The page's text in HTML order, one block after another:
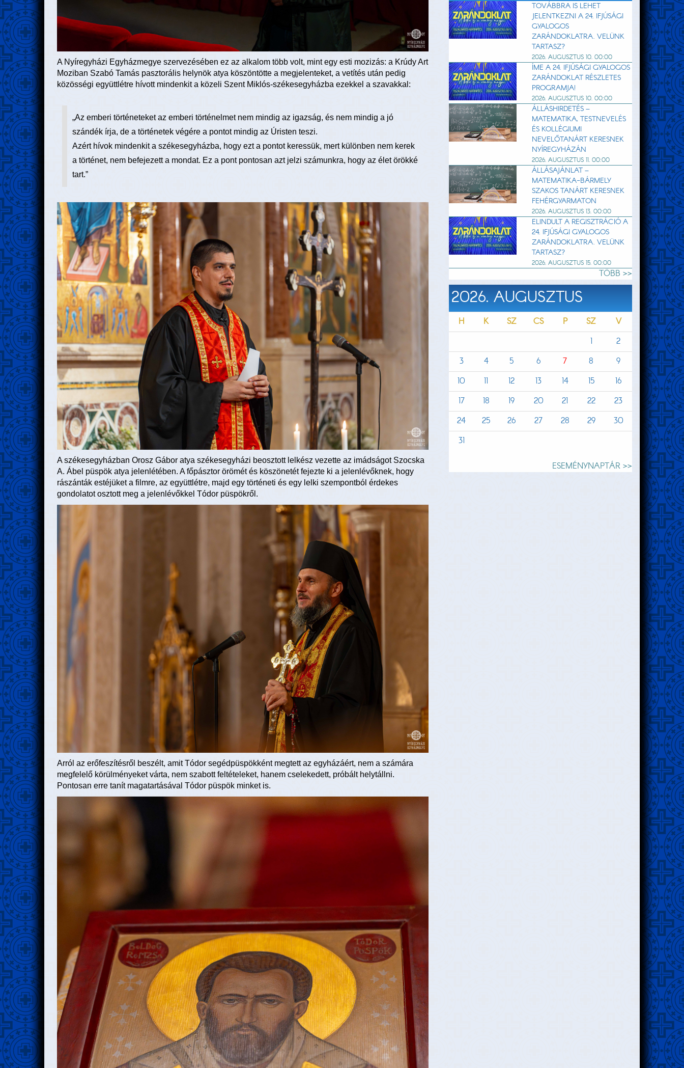
A Nyíregyházi Egyházmegye szervezésében ez az alkalom több volt, mint egy esti mozizás: a Krúdy Art
Moziban Szabó Tamás pasztorális helynök atya köszöntötte a megjelenteket, a vetítés után pedig
közösségi együttlétre hívott mindenkit a közeli Szent Miklós-székesegyházba ezekkel a szavakkal:
„Az emberi történeteket az emberi történelmet nem mindig az igazság, és nem mindig a jó
szándék írja, de a történetek végére a pontot mindig az Úristen teszi.
Azért hívok mindenkit a székesegyházba, hogy ezt a pontot keressük, mert különben nem kerek
a történet, nem befejezett a mondat. Ez a pont pontosan azt jelzi számunkra, hogy az élet örökké
tart.”
A székesegyházban Orosz Gábor atya székesegyházi beosztott lelkész vezette az imádságot Szocska
A. Ábel püspök atya jelenlétében. A főpásztor örömét és köszönetét fejezte ki a jelenlévőknek, hogy
rászánták estéjüket a filmre, az együttlétre, majd egy történeti és egy lelki szempontból érdekes
gondolatot osztott meg a jelenlévőkkel Tódor püspökről.
Arról az erőfeszítésről beszélt, amit Tódor segédpüspökként megtett az egyházáért, nem a számára
megfelelő körülményeket várta, nem szabott feltételeket, hanem cselekedett, próbált helytállni.
Pontosan erre tanít magatartásával Tódor püspök minket is.
TOVÁBBRA IS LEHET
JELENTKEZNI A 24. IFJÚSÁGI
GYALOGOS
ZARÁNDOKLATRA. VELÜNK
TARTASZ?
2026. AUGUSZTUS 10. 00:00
ÍME A 24. IFJÚSÁGI GYALOGOS
ZARÁNDOKLAT RÉSZLETES
PROGRAMJA!
2026. AUGUSZTUS 10. 00:00
ÁLLÁSHIRDETÉS –
MATEMATIKA, TESTNEVELÉS
ÉS KOLLÉGIUMI
NEVELŐTANÁRT KERESNEK
NYÍREGYHÁZÁN
2026. AUGUSZTUS 11. 00:00
ÁLLÁSAJÁNLAT –
MATEMATIKA-BÁRMELY
SZAKOS TANÁRT KERESNEK
FEHÉRGYARMATON
2026. AUGUSZTUS 13. 00:00
ELINDULT A REGISZTRÁCIÓ A
24. IFJÚSÁGI GYALOGOS
ZARÁNDOKLATRA. VELÜNK
TARTASZ?
2026. AUGUSZTUS 15. 00:00
TÖBB >>
2026. AUGUSZTUS
H K SZ CS P SZ
V
1
2
3
4 5 6 7 8
9
10
11 12 13 14 15
16
17
18 19 20 21 22
23
24
25 26 27 28 29
30
31
ESEMÉNYNAPTÁR >>